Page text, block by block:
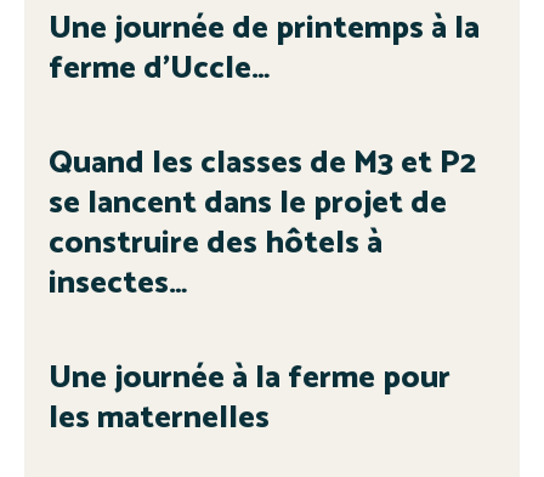
Une journée de printemps à la
ferme d’Uccle…
Quand les classes de M3 et P2
se lancent dans le projet de
construire des hôtels à
insectes…
Une journée à la ferme pour
les maternelles